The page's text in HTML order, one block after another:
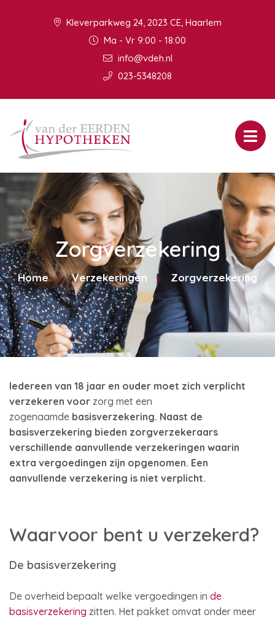
Kleverparkweg 24, 2023 CE, Haarlem
Ma - Vr 9:00 - 18:00
info@vdeh.nl
023-5348208
Zorgverzekering
Home Verzekeringen Zorgverzekering
Iedereen van 18 jaar en ouder moet zich verplicht
verzekeren voor zorg met een
zogenaamde basisverzekering. Naast de
basisverzekering bieden zorgverzekeraars
verschillende aanvullende verzekeringen waarin
extra vergoedingen zijn opgenomen. Een
aanvullende verzekering is niet verplicht.
Waarvoor bent u verzekerd?
De basisverzekering
De overheid bepaalt welke vergoedingen in de
basisverzekering zitten. Het pakket omvat onder meer